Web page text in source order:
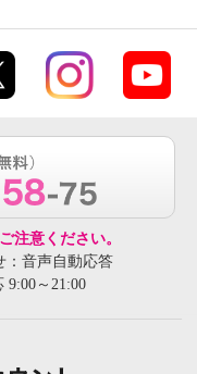
注意ください。
：音声自動応答
9:00～21:00